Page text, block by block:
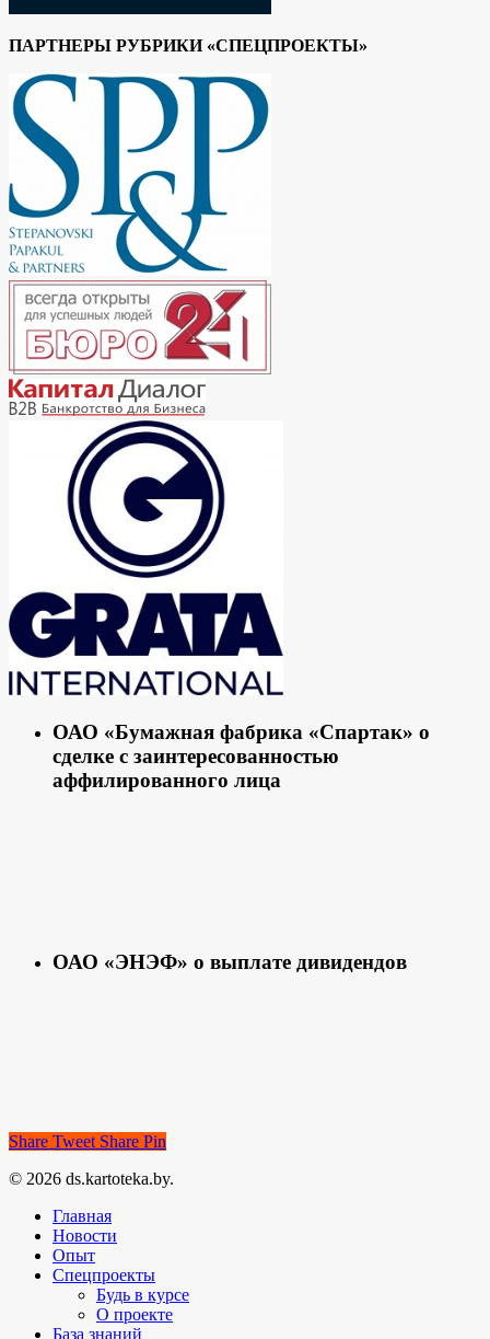
ПАРТНЕРЫ РУБРИКИ «СПЕЦПРОЕКТЫ»
ОАО «Бумажная фабрика «Спартак» о
сделке с заинтересованностью
аффилированного лица
ОАО «ЭНЭФ» о выплате дивидендов
Share Tweet Share Pin
© 2026 ds.kartoteka.by.
Главная
Новости
Опыт
Спецпроекты
Будь в курсе
О проекте
База знаний